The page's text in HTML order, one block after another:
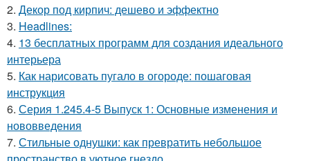
2. Декор под кирпич: дешево и эффектно
3. Headlines:
4. 13 бесплатных программ для создания идеального
интерьера
5. Как нарисовать пугало в огороде: пошаговая
инструкция
6. Серия 1.245.4-5 Выпуск 1: Основные изменения и
нововведения
7. Стильные однушки: как превратить небольшое